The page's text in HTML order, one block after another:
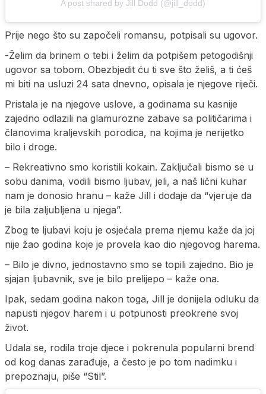
A post shared by Jill Dodd (@jill_dodd)
Prije nego što su započeli romansu, potpisali su ugovor.
-Želim da brinem o tebi i želim da potpišem petogodišnji
ugovor sa tobom. Obezbjedit ću ti sve što želiš, a ti ćeš
mi biti na usluzi 24 sata dnevno, opisala je njegove riječi.
Pristala je na njegove uslove, a godinama su kasnije
zajedno odlazili na glamurozne zabave sa političarima i
članovima kraljevskih porodica, na kojima je nerijetko
bilo i droge.
– Rekreativno smo koristili kokain. Zaključali bismo se u
sobu danima, vodili bismo ljubav, jeli, a naš lični kuhar
nam je donosio hranu – kaže Jill i dodaje da “vjeruje da
je bila zaljubljena u njega”.
Zbog te ljubavi koju je osjećala prema njemu kaže da joj
nije žao godina koje je provela kao dio njegovog harema.
– Bilo je divno, jednostavno smo se topili zajedno. Bio je
sjajan ljubavnik, sve je bilo prelijepo – kaže ona.
Ipak, sedam godina nakon toga, Jill je donijela odluku da
napusti njegov harem i u potpunosti preokrene svoj
život.
Udala se, rodila troje djece i pokrenula popularni brend
od kog danas zarađuje, a često je po tom nadimku i
prepoznaju, piše “Stil”.